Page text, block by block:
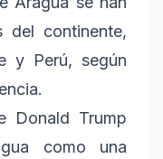
del continente,
y Perú, según
Donald Trump
como una